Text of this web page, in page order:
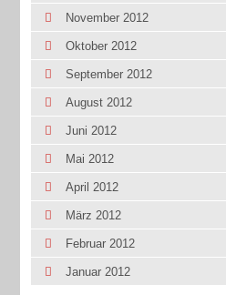
November 2012
Oktober 2012
September 2012
August 2012
Juni 2012
Mai 2012
April 2012
März 2012
Februar 2012
Januar 2012